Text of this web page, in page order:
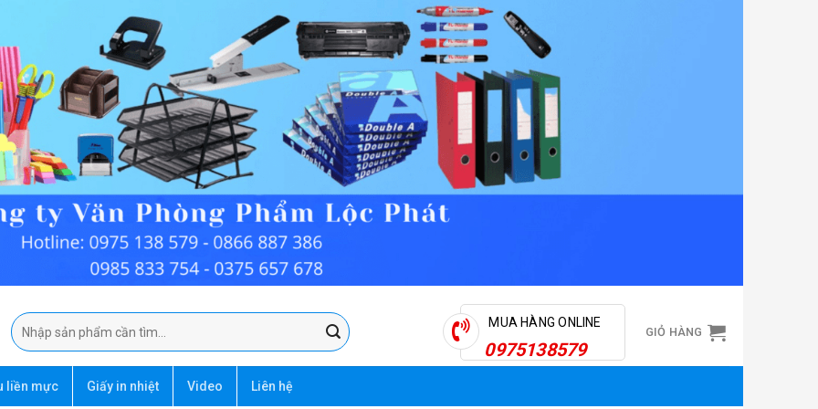
Tìm
kiếm:
MUA HÀNG ONLINE
0975138579
GIỎ HÀNG
liền mực Giấy in nhiệt Video Liên hệ